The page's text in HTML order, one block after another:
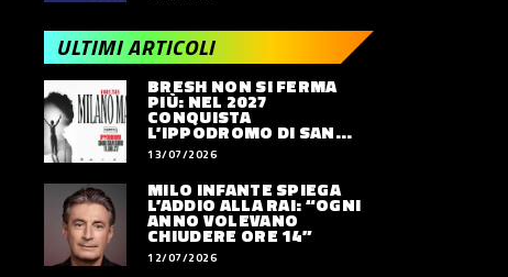
ULTIMI ARTICOLI
BRESH NON SI FERMA
PIÙ: NEL 2027
CONQUISTA
L’IPPODROMO DI SAN
SIRO CON “MILANO
MAREA”
13/07/2026
MILO INFANTE SPIEGA
L’ADDIO ALLA RAI: “OGNI
ANNO VOLEVANO
CHIUDERE ORE 14”
12/07/2026